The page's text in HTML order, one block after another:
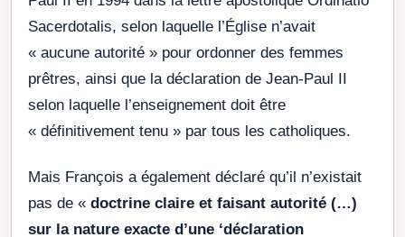
Sacerdotalis, selon laquelle l’Église n’avait
« aucune autorité » pour ordonner des femmes
prêtres, ainsi que la déclaration de Jean-Paul II
selon laquelle l’enseignement doit être
« définitivement tenu » par tous les catholiques.
Mais François a également déclaré qu’il n’existait
pas de « doctrine claire et faisant autorité (…)
sur la nature exacte d’une ‘déclaration